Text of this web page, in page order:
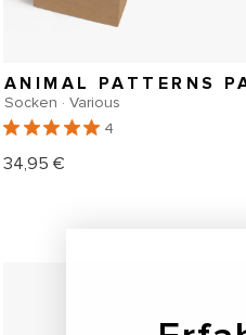
Socken · Various
4
Normaler
34,95 €